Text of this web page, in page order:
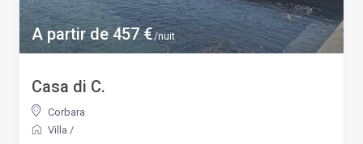
A partir de 457 €/nuit
Casa di C.
Corbara
Villa /